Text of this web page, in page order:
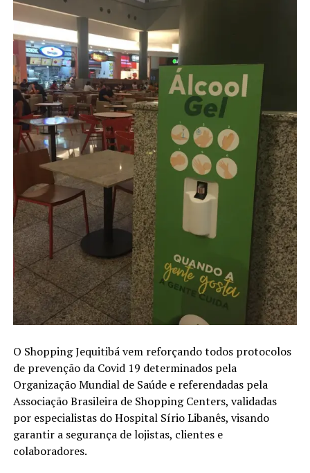
O Shopping Jequitibá vem reforçando todos protocolos
de prevenção da Covid 19 determinados pela
Organização Mundial de Saúde e referendadas pela
Associação Brasileira de Shopping Centers, validadas
por especialistas do Hospital Sírio Libanês, visando
garantir a segurança de lojistas, clientes e
colaboradores.